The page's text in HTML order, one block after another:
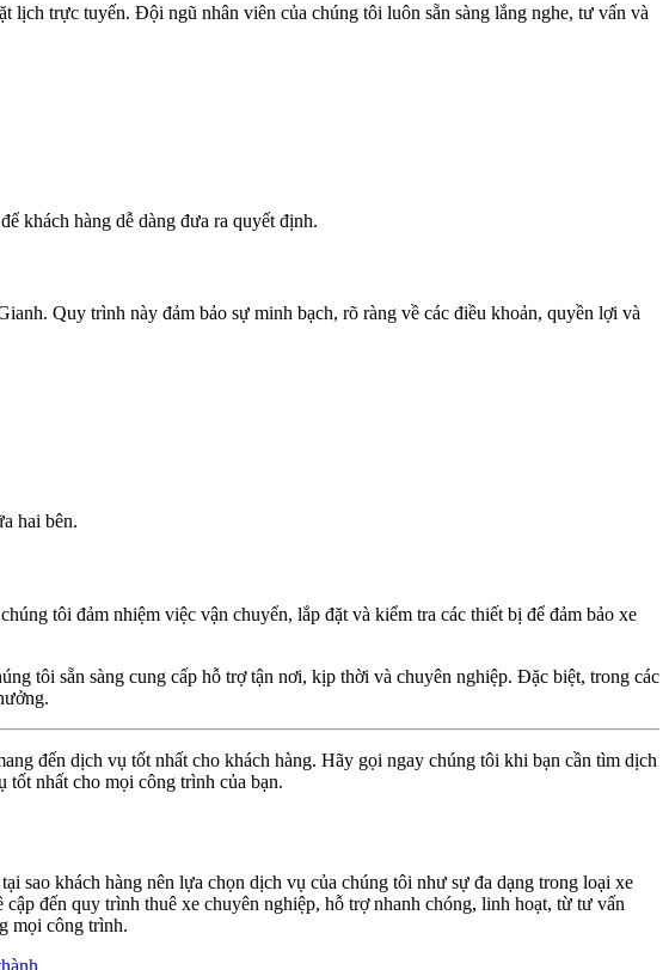
lịch trực tuyến. Đội ngũ nhân viên của chúng tôi luôn sẵn sàng lắng nghe, tư vấn và
khách hàng dễ dàng đưa ra quyết định.
Quy trình này đảm bảo sự minh bạch, rõ ràng về các điều khoản, quyền lợi và
hai bên.
tôi đảm nhiệm việc vận chuyển, lắp đặt và kiểm tra các thiết bị để đảm bảo xe
tôi sẵn sàng cung cấp hỗ trợ tận nơi, kịp thời và chuyên nghiệp. Đặc biệt, trong các
đến dịch vụ tốt nhất cho khách hàng. Hãy gọi ngay chúng tôi khi bạn cần tìm dịch
nhất cho mọi công trình của bạn.
sao khách hàng nên lựa chọn dịch vụ của chúng tôi như sự đa dạng trong loại xe
đến quy trình thuê xe chuyên nghiệp, hỗ trợ nhanh chóng, linh hoạt, từ tư vấn
mọi công trình.